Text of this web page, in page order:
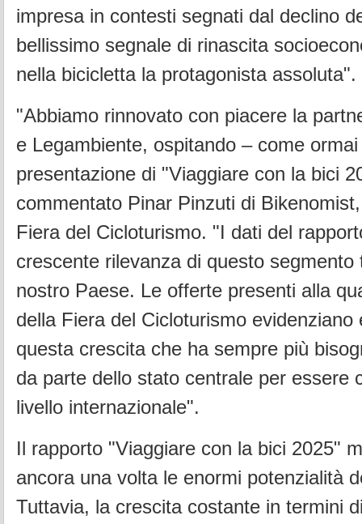
impresa in contesti segnati dal declino
bellissimo segnale di rinascita
nella bicicletta la protagonista assoluta".
"Abbiamo rinnovato con piacere la
e Legambiente, ospitando – come
presentazione di "Viaggiare con la bici
commentato Pinar Pinzuti di
Fiera del Cicloturismo. "I dati del
crescente rilevanza di questo segmento
nostro Paese. Le offerte presenti alla
della Fiera del Cicloturismo evidenziano
questa crescita che ha sempre più
da parte dello stato centrale per essere
livello internazionale".
Il rapporto "Viaggiare con la bici 2025"
ancora una volta le enormi potenzialità
Tuttavia, la crescita costante in termini